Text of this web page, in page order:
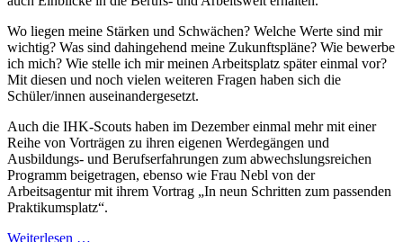
Wo liegen meine Stärken und Schwächen? Welche Werte sind mir
wichtig? Was sind dahingehend meine Zukunftspläne? Wie bewerbe
ich mich? Wie stelle ich mir meinen Arbeitsplatz später einmal vor?
Mit diesen und noch vielen weiteren Fragen haben sich die
Schüler/innen auseinandergesetzt.
Auch die IHK-Scouts haben im Dezember einmal mehr mit einer
Reihe von Vorträgen zu ihren eigenen Werdegängen und
Ausbildungs- und Berufserfahrungen zum abwechslungsreichen
Programm beigetragen, ebenso wie Frau Nebl von der
Arbeitsagentur mit ihrem Vortrag „In neun Schritten zum passenden
Praktikumsplatz“.
Weiterlesen …